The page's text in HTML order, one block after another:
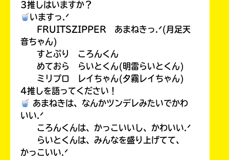
3推しはいますか？
いますっ.ᐟ
FRUITSZIPPER あまねきっ.ᐟ(月足天
音ちゃん)
すとぷり ころんくん
めておら らいとくん(明雷らいとくん)
ミリプロ レイちゃん(夕霧レイちゃん)
4推しを語ってください！
あまねきは、なんかツンデレみたいでかわ
いい.ᐟ
ころんくんは、かっこいいし、かわいい.ᐟ
らいとくんは、みんなを盛り上げてて、
かっこいい.ᐟ